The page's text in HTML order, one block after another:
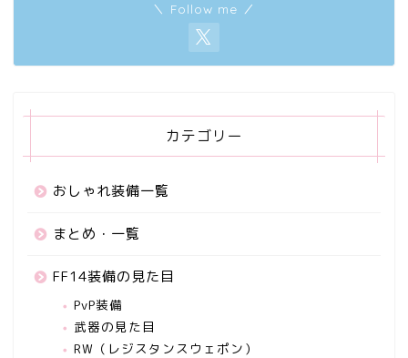
＼ Follow me ／
カテゴリー
おしゃれ装備一覧
まとめ・一覧
FF14装備の見た目
PvP装備
武器の見た目
RW（レジスタンスウェポン）